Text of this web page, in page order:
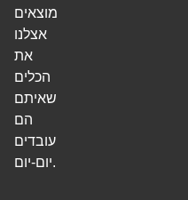
מוצאים
אצלנו
את
הכלים
שאיתם
הם
עובדים
יום-יום.